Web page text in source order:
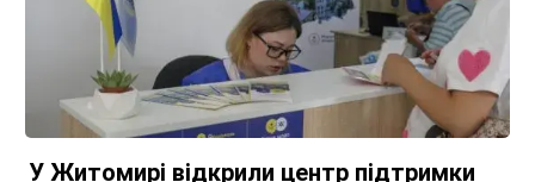
У Житомирі відкрили центр підтримки